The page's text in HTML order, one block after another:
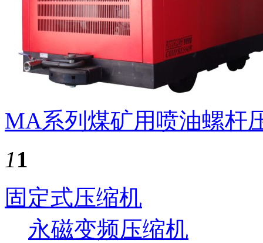
MA系列煤矿用喷油螺杆
11
固定式压缩机
永磁变频压缩机